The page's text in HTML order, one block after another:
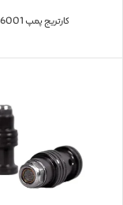
کارتریج پمپ 6001